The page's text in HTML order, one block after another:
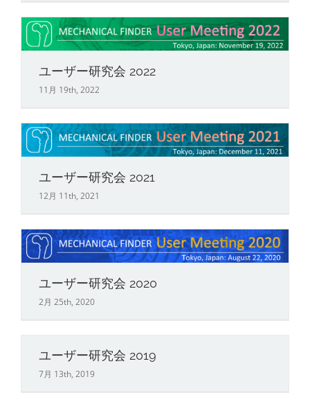
ユーザー研究会 2022
11月 19th, 2022
ユーザー研究会 2021
12月 11th, 2021
ユーザー研究会 2020
2月 25th, 2020
ユーザー研究会 2019
7月 13th, 2019